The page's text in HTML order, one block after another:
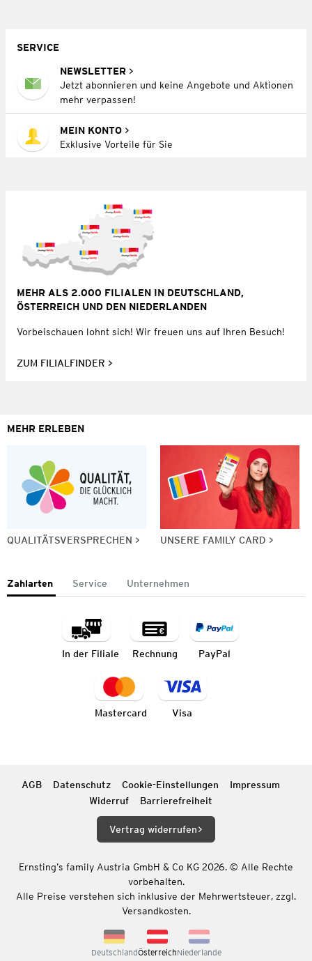
SERVICE
NEWSLETTER
Jetzt abonnieren und keine Angebote und Aktionen
mehr verpassen!
MEIN KONTO
Exklusive Vorteile für Sie
MEHR ALS 2.000 FILIALEN IN DEUTSCHLAND,
ÖSTERREICH UND DEN NIEDERLANDEN
Vorbeischauen lohnt sich! Wir freuen uns auf Ihren Besuch!
ZUM FILIALFINDER
MEHR ERLEBEN
QUALITÄTSVERSPRECHEN UNSERE FAMILY CARD
Zahlarten Service Unternehmen
In der Filiale Rechnung PayPal
Mastercard Visa
AGB Datenschutz Cookie-Einstellungen
Impressum
Widerruf
Barrierefreiheit
Vertrag widerrufen
Ernsting’s family Austria GmbH & Co KG 2026. © Alle Rechte
vorbehalten.
Alle Preise verstehen sich inklusive der Mehrwertsteuer, zzgl.
Versandkosten.
DeutschlandÖsterreichNiederlande